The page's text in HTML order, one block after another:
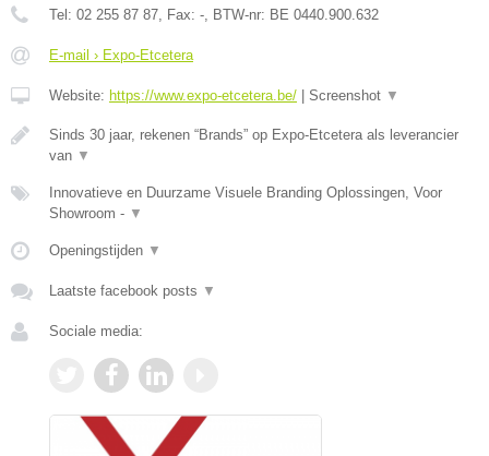
Tel: 02 255 87 87 , Fax: - , BTW-nr: BE 0440.900.632
E-mail › Expo-Etcetera
Website: https://www.expo-etcetera.be/ | Screenshot ▼
Sinds 30 jaar, rekenen “Brands” op Expo-Etcetera als leverancier
van ▼
Innovatieve en Duurzame Visuele Branding Oplossingen, Voor
Showroom - ▼
Openingstijden ▼
Laatste facebook posts ▼
Sociale media: